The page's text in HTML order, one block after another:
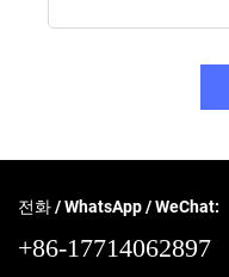
전화 / WhatsApp / WeChat:
+86-17714062897